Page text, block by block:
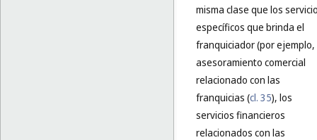
misma clase que los
específicos que brinda el
franquiciador (por ejemplo,
asesoramiento comercial
relacionado con las
franquicias (cl. 35), los
servicios financieros
relacionados con las